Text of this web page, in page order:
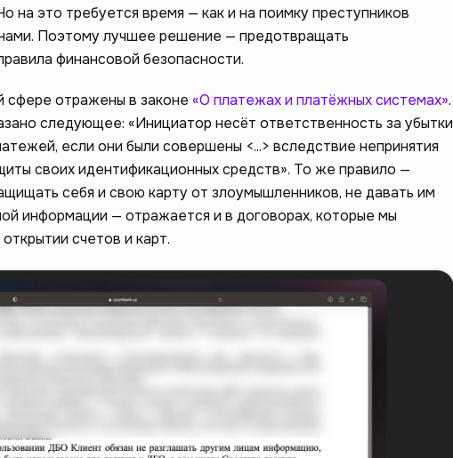
на это требуется время — как и на поимку преступников
Поэтому лучшее решение — предотвращать
финансовой безопасности.
сфере отражены в законе «О платежах и платёжных системах».
следующее: «Инициатор несёт ответственность за убытки
если они были совершены <...> вследствие непринятия
своих идентификационных средств». То же правило —
себя и свою карту от злоумышленников, не давать им
информации — отражается и в договорах, которые мы
счетов и карт.